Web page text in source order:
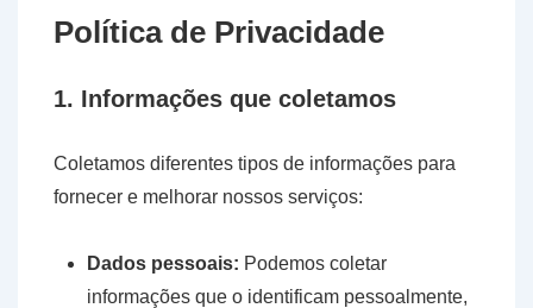
Política de Privacidade
1. Informações que coletamos
Coletamos diferentes tipos de informações para
fornecer e melhorar nossos serviços:
Dados pessoais: Podemos coletar
informações que o identificam pessoalmente,